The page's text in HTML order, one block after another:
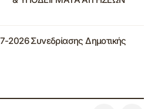
Συνεδρίασης Δημοτικής